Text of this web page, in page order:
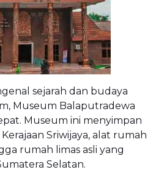
sejarah dan budaya
Museum Balaputradewa
Museum ini menyimpan
Sriwijaya, alat rumah
rumah limas asli yang
Selatan.